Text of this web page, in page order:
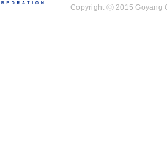
Copyright ⓒ 2015 Goyang